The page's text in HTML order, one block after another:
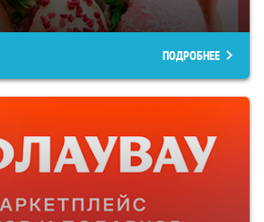
ПОДРОБНЕЕ